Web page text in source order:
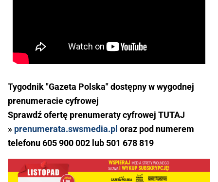
Tygodnik "Gazeta Polska" dostępny w wygodnej
prenumeracie cyfrowej
Sprawdź ofertę prenumeraty cyfrowej TUTAJ
» prenumerata.swsmedia.pl oraz pod numerem
telefonu 605 900 002 lub 501 678 819